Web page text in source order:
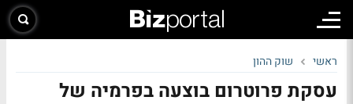
ראשי שוק ההון
עסקת פרוטרום בוצעה בפרמיה של